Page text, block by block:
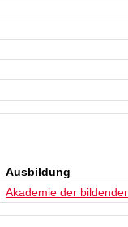
Ausbildung
Akademie der